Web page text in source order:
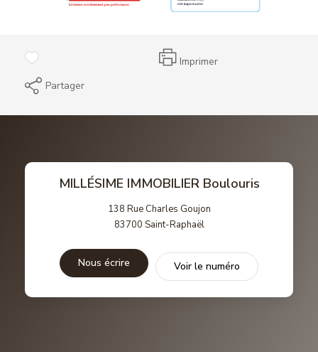
Imprimer
Partager
MILLÉSIME IMMOBILIER Boulouris
138 Rue Charles Goujon
83700 Saint-Raphaël
Nous écrire Voir le numéro